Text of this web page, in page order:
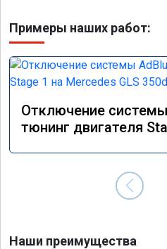
Примеры наших работ:
Отключение
тюнинг двигателя
Наши преимущества